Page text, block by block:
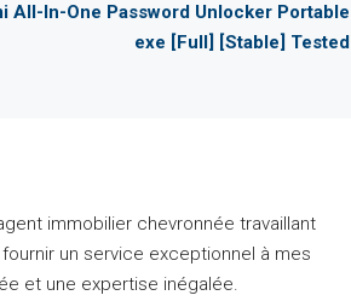
All-In-One Password Unlocker Portable
exe [Full] [Stable] Tested
immobilier chevronnée travaillant
un service exceptionnel à mes
et une expertise inégalée.